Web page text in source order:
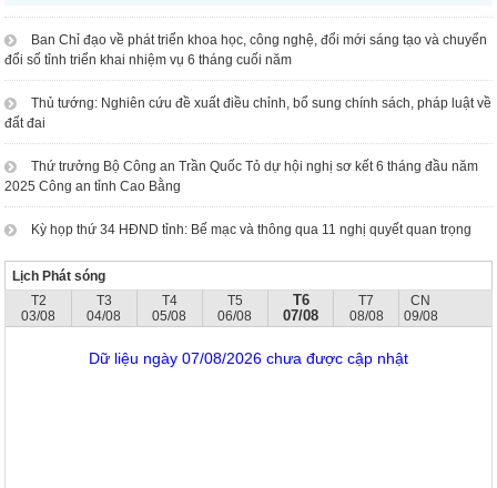
Ban Chỉ đạo về phát triển khoa học, công nghệ, đổi mới sáng tạo và chuyển
đổi số tỉnh triển khai nhiệm vụ 6 tháng cuối năm
Thủ tướng: Nghiên cứu đề xuất điều chỉnh, bổ sung chính sách, pháp luật về
đất đai
Thứ trưởng Bộ Công an Trần Quốc Tỏ dự hội nghị sơ kết 6 tháng đầu năm
2025 Công an tỉnh Cao Bằng
Kỳ họp thứ 34 HĐND tỉnh: Bế mạc và thông qua 11 nghị quyết quan trọng
Lịch Phát sóng
T2
03/08
T3
04/08
T4
05/08
T5
06/08
T6
07/08
T7
08/08
CN
09/08
Dữ liệu ngày 07/08/2026 chưa được cập nhật